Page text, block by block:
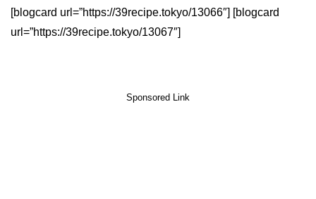
[blogcard url=”https://39recipe.tokyo/13066″] [blogcard
url=”https://39recipe.tokyo/13067″]
Sponsored Link